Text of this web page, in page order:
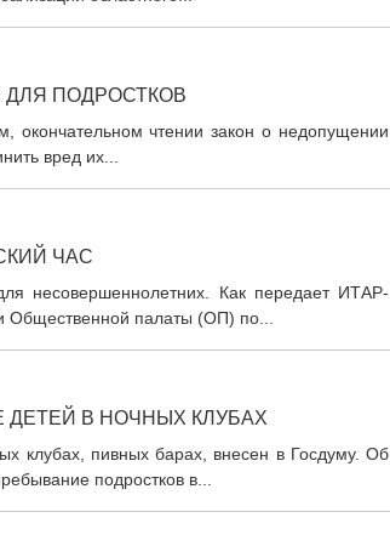
ПОДРОСТКОВ
окончательном чтении закон о недопущении
вред их...
ЧАС
несовершеннолетних. Как передает ИТАР-
Общественной палаты (ОП) по...
В НОЧНЫХ КЛУБАХ
клубах, пивных барах, внесен в Госдуму. Об
подростков в...